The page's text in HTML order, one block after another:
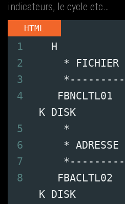
indi­ca­teurs, le cycle etc…
HTML
1
H
2
* FICHIER
3
4
K DISK
5
*
6
* ADRESSE
7
8
K DISK